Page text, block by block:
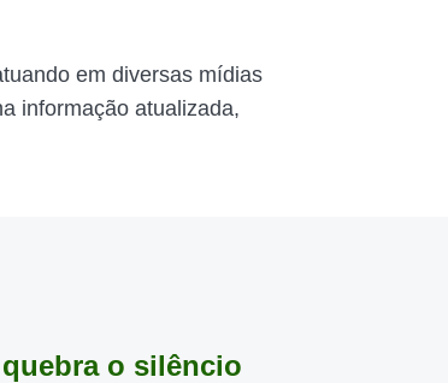
em diversas mídias
informação atualizada,
o silêncio